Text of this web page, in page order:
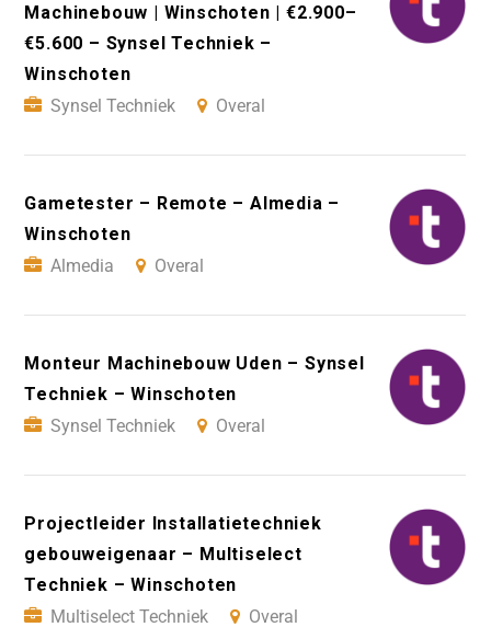
Machinebouw | Winschoten | €2.900–
€5.600 – Synsel Techniek –
Winschoten
Synsel Techniek
Overal
Gametester – Remote – Almedia –
Winschoten
Almedia
Overal
Monteur Machinebouw Uden – Synsel
Techniek – Winschoten
Synsel Techniek
Overal
Projectleider Installatietechniek
gebouweigenaar – Multiselect
Techniek – Winschoten
Multiselect Techniek
Overal